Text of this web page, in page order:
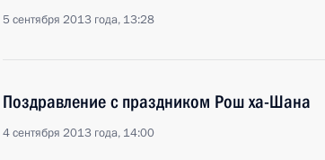
5 сентября 2013 года, 13:28
Поздравление с праздником Рош ха-Шана
4 сентября 2013 года, 14:00